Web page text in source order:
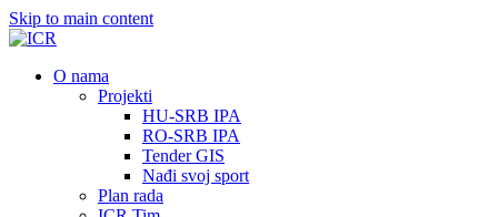
Skip to main content
О nama
Projekti
HU-SRB IPA
RO-SRB IPA
Tender GIS
Nađi svoj sport
Plan rada